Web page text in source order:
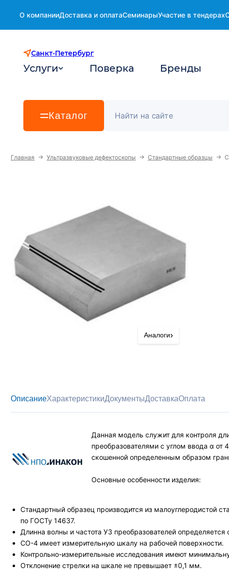
О компанииДоставка и оплатаСеминарыУчастие в тендерах
Санкт-Петербург
Услуги Поверка Бренды
Каталог
Главная → Ультразвуковые дефектоскопы → Стандартные образцы →
Аналоги›
ОписаниеХарактеристикиДокументыДоставкаОплата
Данная модель служит для контроля
преобразователями с углом ввода α
скошенной определенным образом
Основные особенности изделия:
Стандартный образец производится из малоуглеродистой
по ГОСТу 14637.
Длинна волны и частота УЗ преобразователей
СО-4 имеет измерительную шкалу на рабочей поверхности.
Контрольно-измерительные исследования имеют
Отклонение стрелки на шкале не превышает ±0,1 мм.